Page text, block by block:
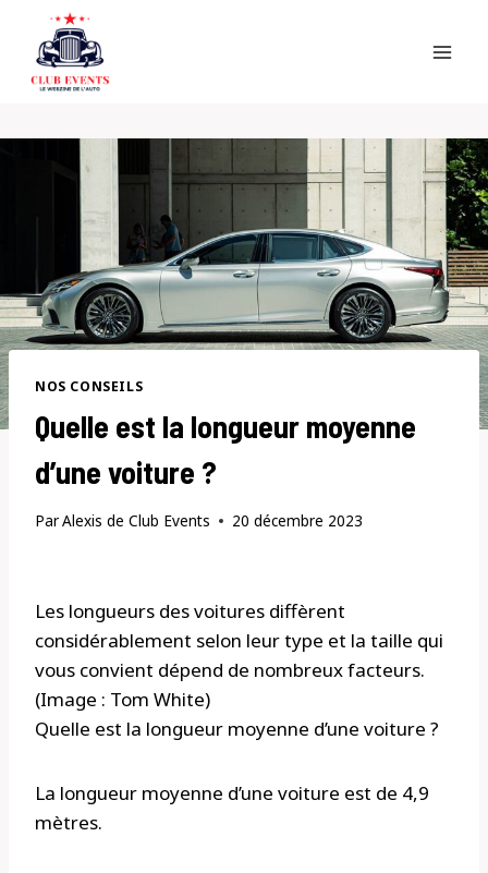
content
NOS CONSEILS
Quelle est la longueur moyenne
d’une voiture ?
ParAlexis de Club Events 20 décembre 2023
Les longueurs des voitures diffèrent
considérablement selon leur type et la taille qui
vous convient dépend de nombreux facteurs.
(Image : Tom White)
Quelle est la longueur moyenne d’une voiture ?
La longueur moyenne d’une voiture est de 4,9
mètres.